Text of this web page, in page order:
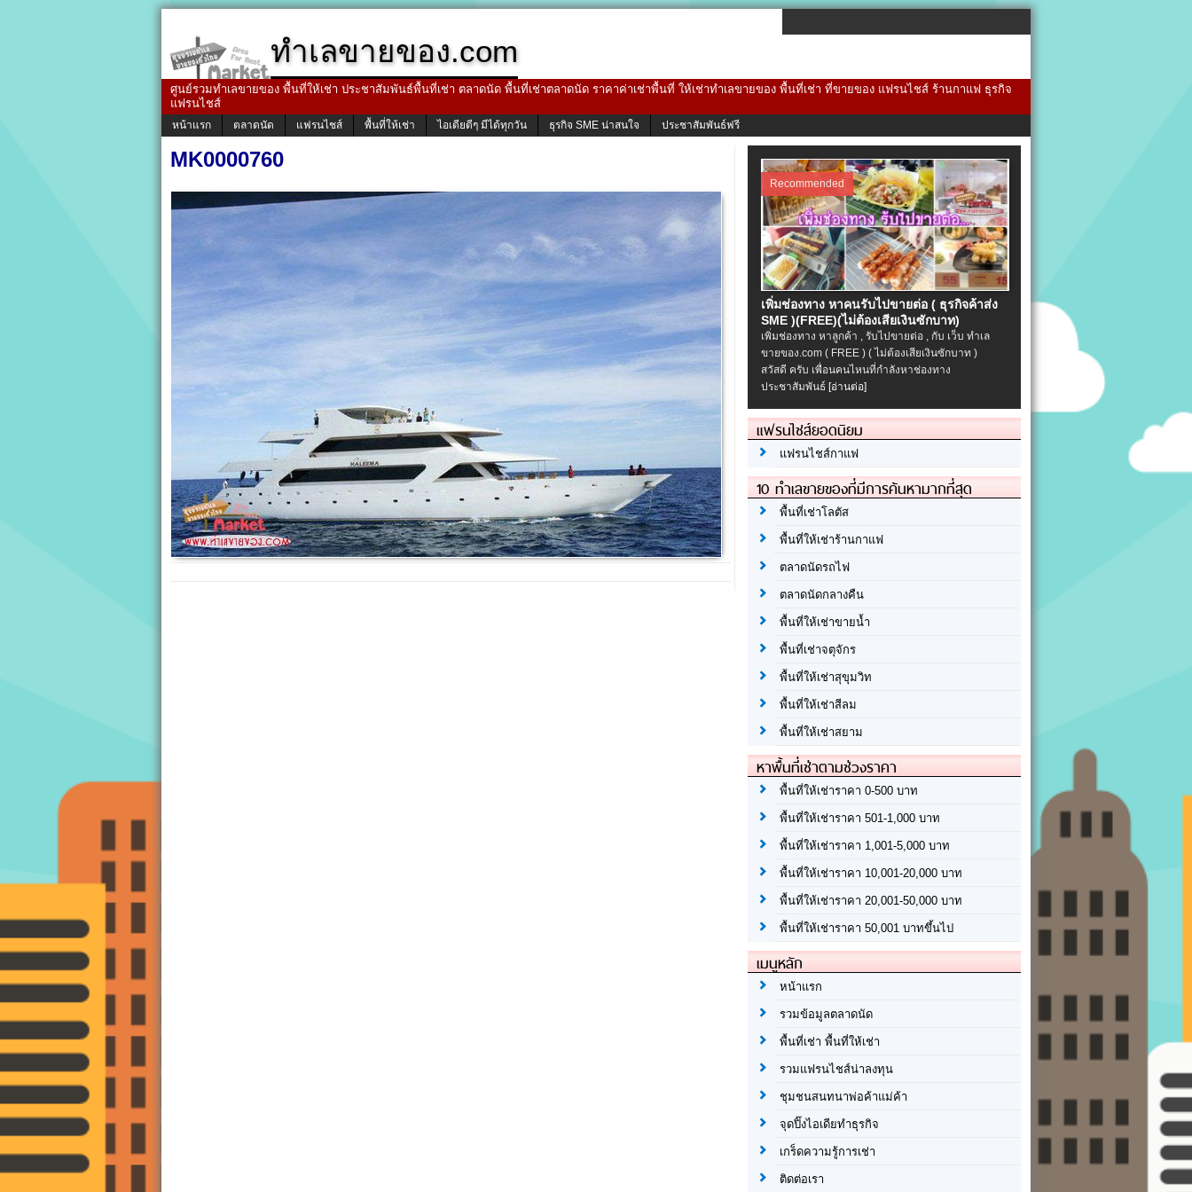
ทำเลขายของ.com
ศูนย์รวมทำเลขายของ พื้นที่ให้เช่า ประชาสัมพันธ์พื้นที่เช่า ตลาดนัด พื้นที่เช่าตลาดนัด ราคาค่าเช่าพื้นที่ ให้เช่าทำเลขายของ พื้นที่เช่า ที่ขายของ แฟรนไชส์ ร้านกาแฟ ธุรกิจ
แฟรนไชส์
หน้าแรก ตลาดนัด แฟรนไชส์ พื้นที่ให้เช่า ไอเดียดีๆ มีได้ทุกวัน ธุรกิจ SME น่าสนใจ ประชาสัมพันธ์ฟรี
MK0000760
Recommended
เพิ่มช่องทาง หาคนรับไปขายต่อ ( ธุรกิจค้าส่ง
SME )(FREE)(ไม่ต้องเสียเงินซักบาท)
เพิ่มช่องทาง หาลูกค้า , รับไปขายต่อ , กับ เว็บ ทำเล
ขายของ.com ( FREE ) ( ไม่ต้องเสียเงินซักบาท )
สวัสดี ครับ เพื่อนคนไหนที่กำลังหาช่องทาง
ประชาสัมพันธ์ [อ่านต่อ]
แฟรนไชส์ยอดนิยม
แฟรนไชส์กาแฟ
10 ทำเลขายของที่มีการค้นหามากที่สุด
พื้นที่เช่าโลตัส
พื้นที่ให้เช่าร้านกาแฟ
ตลาดนัดรถไฟ
ตลาดนัดกลางคืน
พื้นที่ให้เช่าขายน้ำ
พื้นที่เช่าจตุจักร
พื้นที่ให้เช่าสุขุมวิท
พื้นที่ให้เช่าสีลม
พื้นที่ให้เช่าสยาม
หาพื้นที่เช่าตามช่วงราคา
พื้นที่ให้เช่าราคา 0-500 บาท
พื้นที่ให้เช่าราคา 501-1,000 บาท
พื้นที่ให้เช่าราคา 1,001-5,000 บาท
พื้นที่ให้เช่าราคา 10,001-20,000 บาท
พื้นที่ให้เช่าราคา 20,001-50,000 บาท
พื้นที่ให้เช่าราคา 50,001 บาทขึ้นไป
เมนูหลัก
หน้าแรก
รวมข้อมูลตลาดนัด
พื้นที่เช่า พื้นที่ให้เช่า
รวมแฟรนไชส์น่าลงทุน
ชุมชนสนทนาพ่อค้าแม่ค้า
จุดปิ๊งไอเดียทำธุรกิจ
เกร็ดความรู้การเช่า
ติดต่อเรา